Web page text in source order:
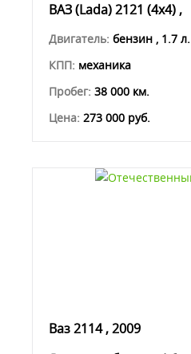
ВАЗ (Lada) 2121 (4x4) ,
Двигатель: бензин , 1.7 л.
КПП: механика
Пробег: 38 000 км.
Цена: 273 000 руб.
Ваз 2114 , 2009